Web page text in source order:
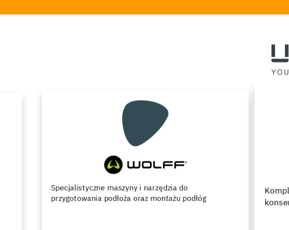
Specjalistyczne maszyny i narzędzia do
przygotowania podłoża oraz montażu podłóg
Kompletny
konserwacji